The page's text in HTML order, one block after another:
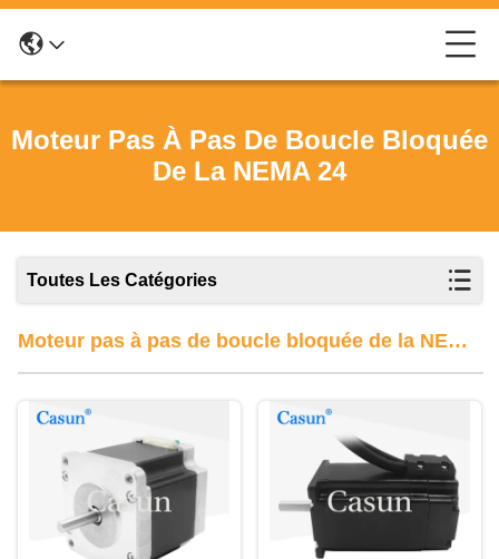
Moteur Pas À Pas De Boucle Bloquée
De La NEMA 24
Toutes Les Catégories
Moteur pas à pas de boucle bloquée de la NEMA
24